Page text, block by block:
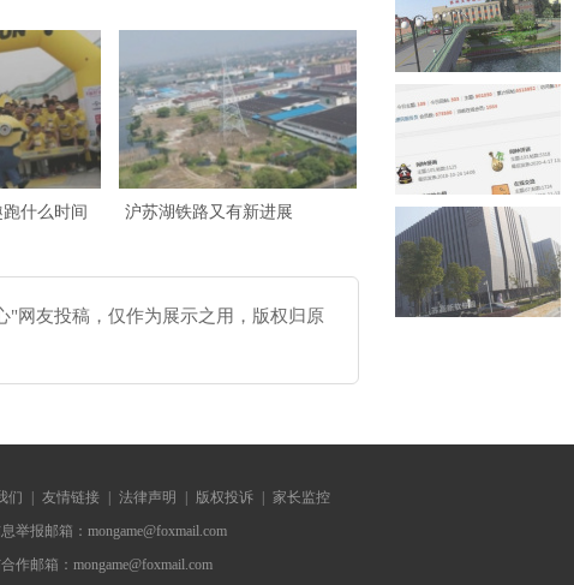
什么时间
沪苏湖铁路又有新进展
网友投稿，仅作为展示之用，版权归原
们 友情链接 法律声明 版权投诉
家长监控
举报邮箱：mongame@foxmail.com
作邮箱：mongame@foxmail.com